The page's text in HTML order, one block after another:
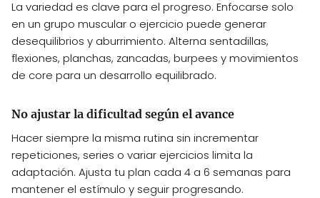
La variedad es clave para el progreso. Enfocarse solo
en un grupo muscular o ejercicio puede generar
desequilibrios y aburrimiento. Alterna sentadillas,
flexiones, planchas, zancadas, burpees y movimientos
de core para un desarrollo equilibrado.
No ajustar la dificultad según el avance
Hacer siempre la misma rutina sin incrementar
repeticiones, series o variar ejercicios limita la
adaptación. Ajusta tu plan cada 4 a 6 semanas para
mantener el estímulo y seguir progresando.